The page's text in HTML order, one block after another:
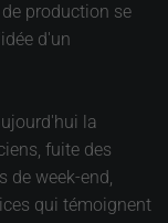
production se
d'un
la
fuite des
de week-end,
qui témoignent